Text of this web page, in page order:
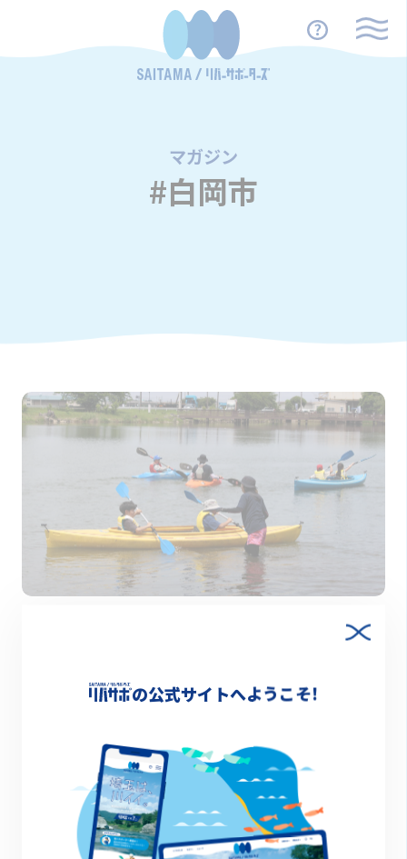
マガジン
/
#白岡市
県内２番目に広い自然沼で自然体験！～ミズベリン
1
の公式サイトへようこそ!